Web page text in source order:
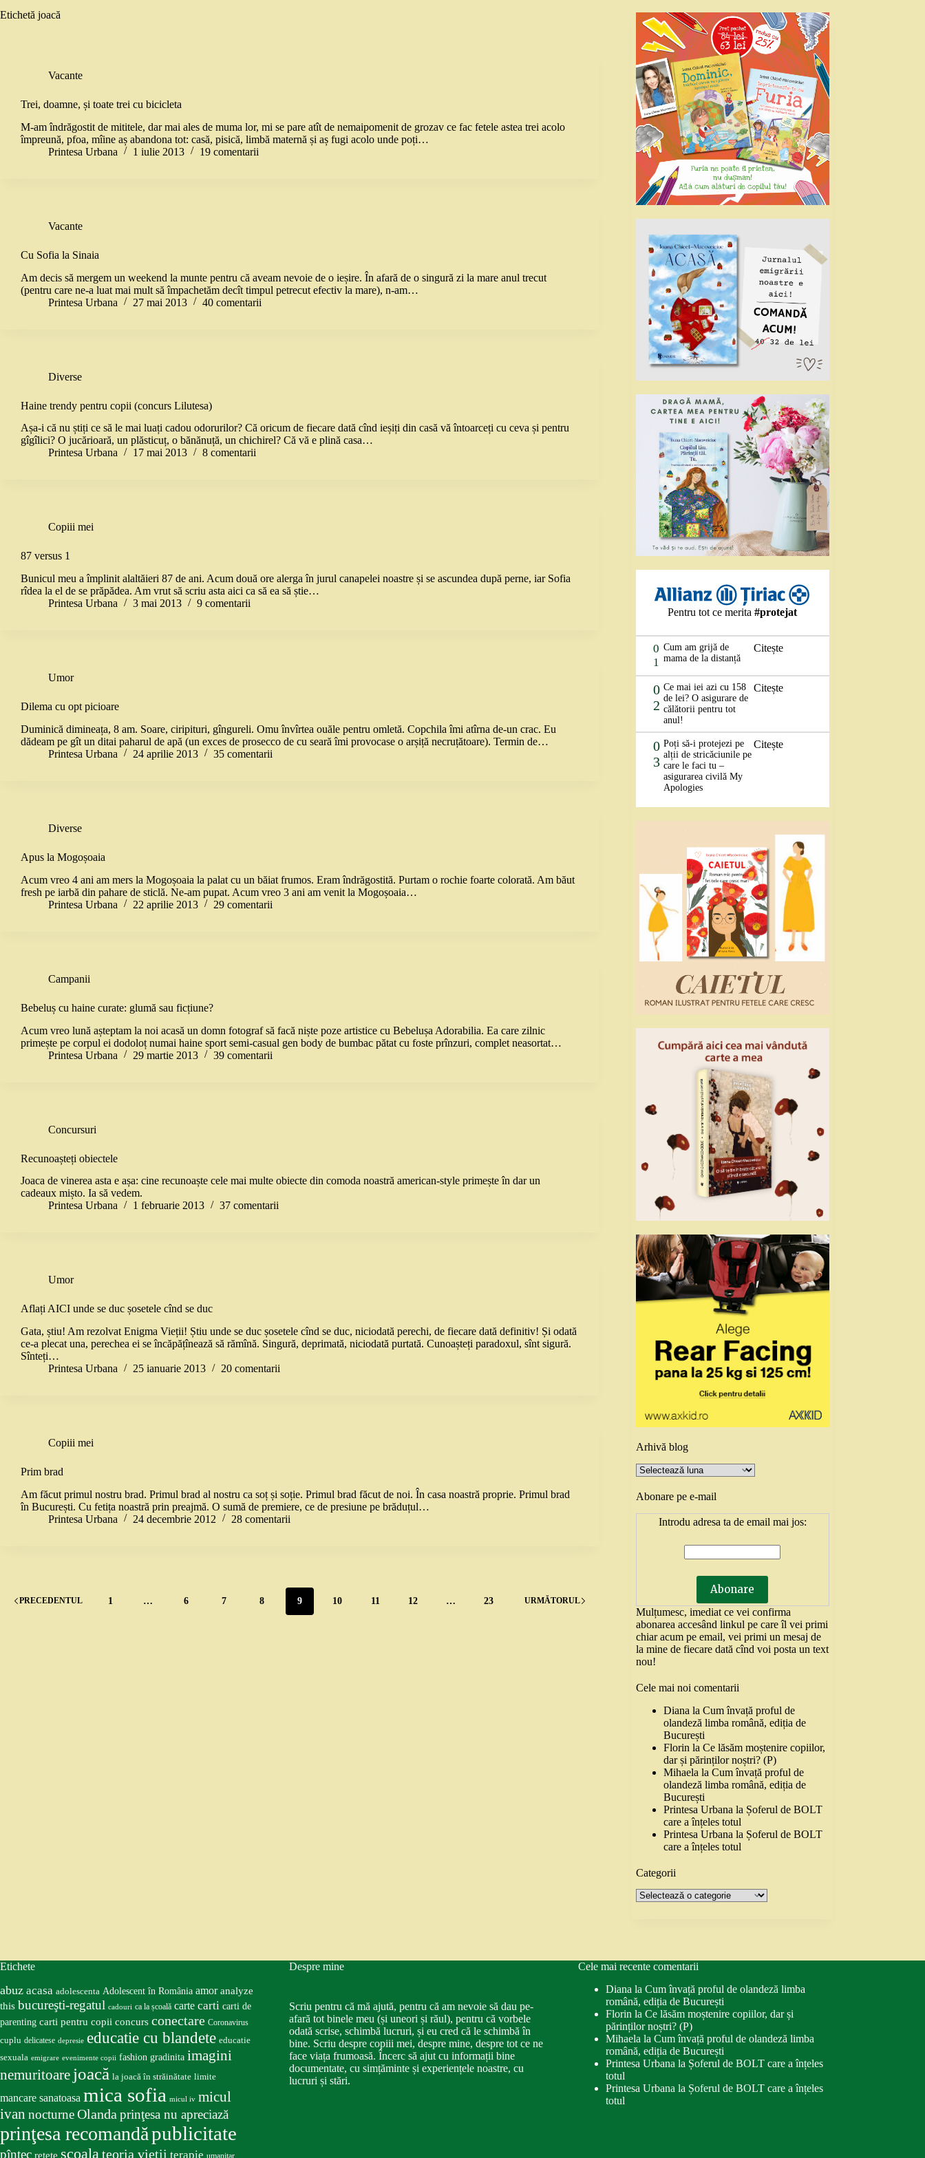
Etichetă joacă
Vacante
Trei, doamne, și toate trei cu bicicleta
M-am îndrăgostit de mititele, dar mai ales de muma lor, mi se pare atît de nemaipomenit de grozav ce fac fetele astea trei acolo
împreună, pfoa, mîine aș abandona tot: casă, pisică, limbă maternă și aș fugi acolo unde poți…
Printesa Urbana
1 iulie 2013 19 comentarii
Vacante
Cu Sofia la Sinaia
Am decis să mergem un weekend la munte pentru că aveam nevoie de o ieșire. În afară de o singură zi la mare anul trecut
(pentru care ne-a luat mai mult să împachetăm decît timpul petrecut efectiv la mare), n-am…
Printesa Urbana
27 mai 2013 40 comentarii
Diverse
Haine trendy pentru copii (concurs Lilutesa)
Așa-i că nu știți ce să le mai luați cadou odorurilor? Că oricum de fiecare dată cînd ieșiți din casă vă întoarceți cu ceva și pentru
gîgîlici? O jucărioară, un plăsticuț, o bănănuță, un chichirel? Că vă e plină casa…
Printesa Urbana
17 mai 2013 8 comentarii
Copiii mei
87 versus 1
Bunicul meu a împlinit alaltăieri 87 de ani. Acum două ore alerga în jurul canapelei noastre și se ascundea după perne, iar Sofia
rîdea la el de se prăpădea. Am vrut să scriu asta aici ca să ea să știe…
Printesa Urbana
3 mai 2013 9 comentarii
Umor
Dilema cu opt picioare
Duminică dimineața, 8 am. Soare, ciripituri, gîngureli. Omu învîrtea ouăle pentru omletă. Copchila îmi atîrna de-un crac. Eu
dădeam pe gît un ditai paharul de apă (un exces de prosecco de cu seară îmi provocase o arșiță necruțătoare). Termin de…
Printesa Urbana
24 aprilie 2013 35 comentarii
Diverse
Apus la Mogoșoaia
Acum vreo 4 ani am mers la Mogoșoaia la palat cu un băiat frumos. Eram îndrăgostită. Purtam o rochie foarte colorată. Am băut
fresh pe iarbă din pahare de sticlă. Ne-am pupat. Acum vreo 3 ani am venit la Mogoșoaia…
Printesa Urbana
22 aprilie 2013 29 comentarii
Campanii
Bebeluș cu haine curate: glumă sau ficțiune?
Acum vreo lună așteptam la noi acasă un domn fotograf să facă niște poze artistice cu Bebelușa Adorabilia. Ea care zilnic
primește pe corpul ei dodoloț numai haine sport semi-casual gen body de bumbac pătat cu foste prînzuri, complet neasortat…
Printesa Urbana
29 martie 2013 39 comentarii
Concursuri
Recunoașteți obiectele
Joaca de vinerea asta e așa: cine recunoaște cele mai multe obiecte din comoda noastră american-style primește în dar un
cadeaux mișto. Ia să vedem.
Printesa Urbana
1 februarie 2013 37 comentarii
Umor
Aflați AICI unde se duc șosetele cînd se duc
Gata, știu! Am rezolvat Enigma Vieții! Știu unde se duc șosetele cînd se duc, niciodată perechi, de fiecare dată definitiv! Și odată
ce-a plecat una, perechea ei se încăpățînează să rămînă. Singură, deprimată, niciodată purtată. Cunoașteți paradoxul, sînt sigură.
Sînteți…
Printesa Urbana
25 ianuarie 2013 20 comentarii
Copiii mei
Prim brad
Am făcut primul nostru brad. Primul brad al nostru ca soț și soție. Primul brad făcut de noi. În casa noastră proprie. Primul brad
în București. Cu fetița noastră prin preajmă. O sumă de premiere, ce de presiune pe brăduțul…
Printesa Urbana
24 decembrie 2012 28 comentarii
PRECEDENTUL 1 … 6 7 8 9 10 11 12 … 23 URMĂTORUL
Pentru tot ce merita#protejat
0
1
Cum am grijă de
mama de la distanță
Citește
0
2
Ce mai iei azi cu 158
de lei? O asigurare de
călătorii pentru tot
anul!
Citește
0
3
Poți să-i protejezi pe
alții de stricăciunile pe
care le faci tu –
asigurarea civilă My
Apologies
Citește
Arhivă blog
Arhivă
blog
Abonare pe e-mail
Introdu adresa ta de email mai jos:
Mulțumesc, imediat ce vei confirma
abonarea accesând linkul pe care îl vei primi
chiar acum pe email, vei primi un mesaj de
la mine de fiecare dată cînd voi posta un text
nou!
Cele mai noi comentarii
Diana laCum învață proful de
olandeză limba română, ediția de
București
Florin laCe lăsăm moștenire copiilor,
dar și părinților noștri? (P)
Mihaela laCum învață proful de
olandeză limba română, ediția de
București
Printesa Urbana la Șoferul de BOLT
care a înțeles totul
Printesa Urbana la Șoferul de BOLT
care a înțeles totul
Categorii
Categorii
Etichete
abuz acasa adolescenta Adolescent în România amor analyze
this bucureşti-regatul cadouri ca la școală carte carti carti de
parenting carti pentru copii concurs conectare Coronavirus
cuplu delicatese depresie educatie cu blandete educatie
sexuala emigrare evenimente copii fashion gradinita imagini
nemuritoare joacă la joacă în străinătate limite
mancare sanatoasa mica sofia micul iv micul
ivan nocturneOlanda prinţesa nu apreciază
prinţesa recomandăpublicitate
pîntec retete scoala teoria vieţii terapie umanitar
Despre mine
Scriu pentru că mă ajută, pentru că am nevoie să dau pe-
afară tot binele meu (și uneori și răul), pentru că vorbele
odată scrise, schimbă lucruri, și eu cred că le schimbă în
bine. Scriu despre copiii mei, despre mine, despre tot ce ne
face viața frumoasă. Încerc să ajut cu informații bine
documentate, cu simțăminte și experiențele noastre, cu
lucruri și stări.
Cele mai recente comentarii
Diana la Cum învață proful de olandeză limba
română, ediția de București
Florin la Ce lăsăm moștenire copiilor, dar și
părinților noștri? (P)
Mihaela la Cum învață proful de olandeză limba
română, ediția de București
Printesa Urbana la Șoferul de BOLT care a înțeles
totul
Printesa Urbana la Șoferul de BOLT care a înțeles
totul